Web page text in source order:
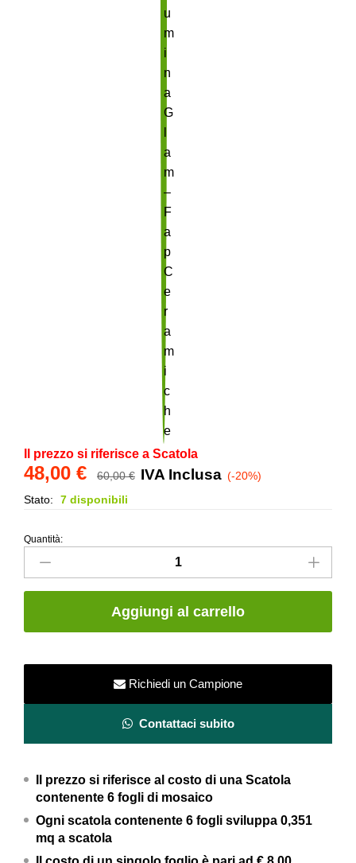
Il prezzo si riferisce a Scatola
48,00 € 60,00€ IVA Inclusa (-20%)
Stato:
7 disponibili
Mosaico
Pearl
Glam
Fap
quantity
Quantità:
Aggiungi al carrello
Richiedi un Campione
Contattaci subito
Il prezzo si riferisce al costo di una Scatola
contenente 6 fogli di mosaico
Ogni scatola contenente 6 fogli sviluppa 0,351
mq a scatola